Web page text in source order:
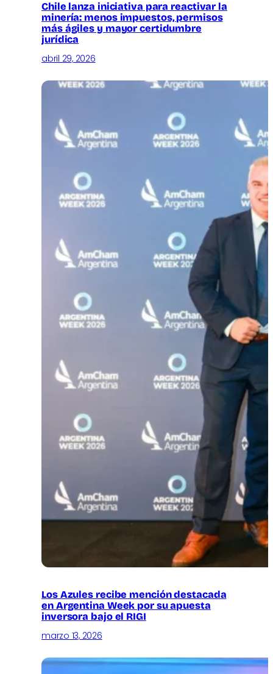
Chile lanza iniciativa para reactivar la
minería: menos impuestos, permisos
más ágiles y mayor certidumbre
jurídica
abril 29, 2026
Los Azules recibe mención destacada
en Argentina Week por su apuesta
inversora bajo el RIGI
marzo 13, 2026